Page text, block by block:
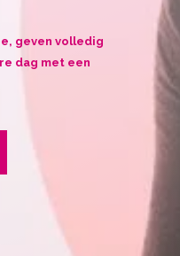
geven volledig
dag met een